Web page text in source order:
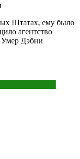
Штатах, ему было
агентство
Умер Дэбни